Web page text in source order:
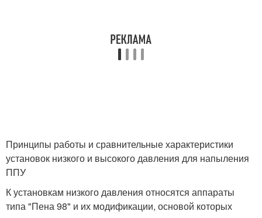
Принципы работы и сравнительные характеристики
установок низкого и высокого давления для напыления
ППУ
К установкам низкого давления относятся аппараты
типа "Пена 98" и их модификации, основой которых